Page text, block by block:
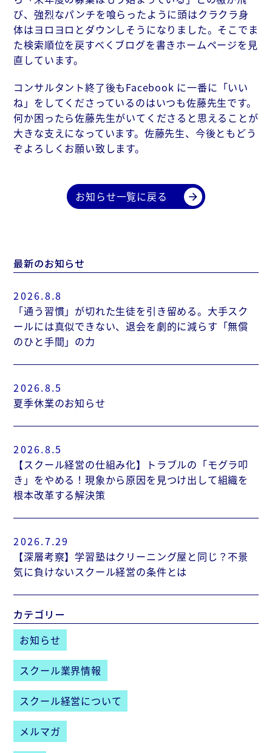
び、強烈なパンチを喰らったように頭はクラクラ身
体はヨロヨロとダウンしそうになりました。そこでま
た検索順位を戻すべくブログを書きホームページを見
直しています。
コンサルタント終了後もFacebook に一番に「いい
ね」をしてくださっているのはいつも佐藤先生です。
何か困ったら佐藤先生がいてくださると思えることが
大きな支えになっています。佐藤先生、今後ともどう
ぞよろしくお願い致します。
お知らせ一覧に戻る arrow_forward
最新のお知らせ
2026.8.8
「通う習慣」が切れた生徒を引き留める。大手スク
ールには真似できない、退会を劇的に減らす「無償
のひと手間」の力
2026.8.5
夏季休業のお知らせ
2026.8.5
【スクール経営の仕組み化】トラブルの「モグラ叩
き」をやめる！現象から原因を見つけ出して組織を
根本改革する解決策
2026.7.29
【深層考察】学習塾はクリーニング屋と同じ？不景
気に負けないスクール経営の条件とは
カテゴリー
お知らせ
スクール業界情報
スクール経営について
メルマガ